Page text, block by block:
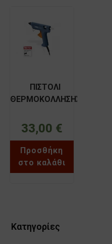
ΠΙΣΤΟΛΙ
ΘΕΡΜΟΚΟΛΛΗΣΗΣ
STEINEL 3002
33,00 €
Προσθήκη
στο καλάθι
Κατηγορίες